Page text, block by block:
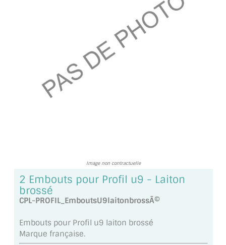
TOUS LES TARIFS AU M2
GUIDE : CHOIX PAR UTILISATION
INSPIRATIONS ET NOUVEAUTÉS
MIROIR VIEILLI
MIROIR DÉCORATIF DE COULEUR
LOTS DE MIROIRS EN MOZAÏQUE
MIROIR POUR PORTE
Image non contractuelle
2 Embouts pour Profil u9 - Laiton
brossé
CPL-PROFIL_EmboutsU9laitonbrossÃ©
Embouts pour Profil u9 laiton brossé
Marque française.